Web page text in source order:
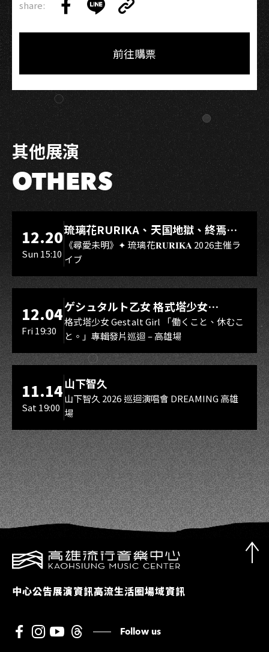
share:
on
on
Link
Copy
前往購票
其他展演
OTHERS
LIVE WAREHOUSE 小庫
12.20
Sun 15:10
琉璃花RURIKA、天国地獄、終焉
Rebirth、DUALIA、無我夢中、花奏
スマイル（O.A.）
《尋愛未明》✦ 琉璃花𝐑𝐔𝐑𝐈𝐊𝐀 2026主催ラ
イブ
LIVE WAREHOUSE 小庫
12.04
Fri 19:30
ゲシュタルト乙女 格式塔少女
Gestalt Girl
格式塔少女 Gestalt Girl 「働くこと、休むこ
と。」專輯發片巡迴 – 高雄場
11.14
Sat 19:00
山下智久
山下智久 2026 巡迴演唱會 DREAMING 高雄
場
中心公告展演資訊高流生活圈場域資訊
Follow us